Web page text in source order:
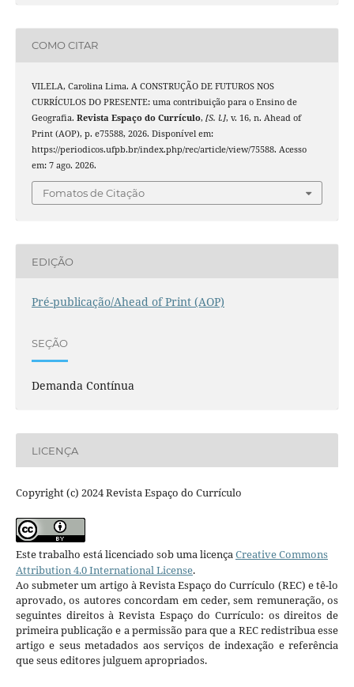
COMO CITAR
VILELA, Carolina Lima. A CONSTRUÇÃO DE FUTUROS NOS
CURRÍCULOS DO PRESENTE: uma contribuição para o Ensino de
Geografia. Revista Espaço do Currículo, [S. l.], v. 16, n. Ahead of
Print (AOP), p. e75588, 2026. Disponível em:
https://periodicos.ufpb.br/index.php/rec/article/view/75588. Acesso
em: 7 ago. 2026.
Fomatos de Citação
EDIÇÃO
Pré-publicação/Ahead of Print (AOP)
SEÇÃO
Demanda Contínua
LICENÇA
Copyright (c) 2024 Revista Espaço do Currículo
Este trabalho está licenciado sob uma licençaCreative Commons
Attribution 4.0 International License.
Ao submeter um artigo à Revista Espaço do Currículo (REC) e tê-lo
aprovado, os autores concordam em ceder, sem remuneração, os
seguintes direitos à Revista Espaço do Currículo: os direitos de
primeira publicação e a permissão para que a REC redistribua esse
artigo e seus metadados aos serviços de indexação e referência
que seus editores julguem apropriados.